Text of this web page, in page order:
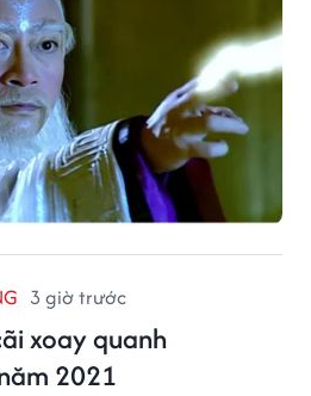
3 giờ trước
xoay quanh
2021